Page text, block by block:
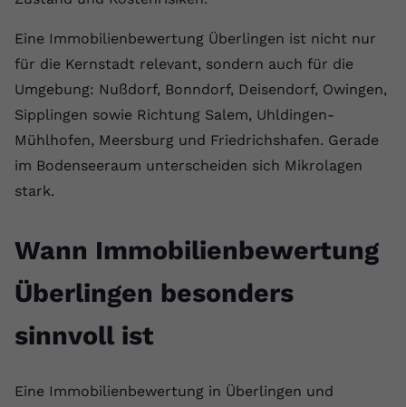
Eine Immobilienbewertung Überlingen ist nicht nur
für die Kernstadt relevant, sondern auch für die
Umgebung: Nußdorf, Bonndorf, Deisendorf, Owingen,
Sipplingen sowie Richtung Salem, Uhldingen-
Mühlhofen, Meersburg und Friedrichshafen. Gerade
im Bodenseeraum unterscheiden sich Mikrolagen
stark.
Wann Immobilienbewertung
Überlingen besonders
sinnvoll ist
Eine Immobilienbewertung in Überlingen und
Laufzeit 2 Jahre
Zweck
YouTube setzt dieses Cookie über
eingebettete YouTube-Videos und
registriert anonyme statistische Daten.
Name
Youtube.com
Zweck
Videopräferenzen des Benutzers zu